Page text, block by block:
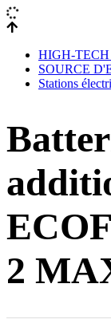
HIGH-
SOURCE
Stations
2